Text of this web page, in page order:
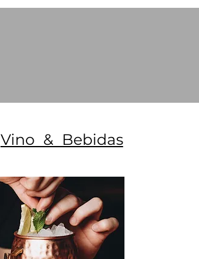
Vino & Bebidas